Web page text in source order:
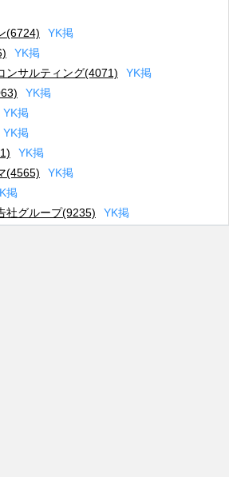
(6724) YK掲
YK掲
ンサルティング(4071) YK掲
YK掲
YK掲
YK掲
YK掲
(4565) YK掲
K掲
社グループ(9235) YK掲